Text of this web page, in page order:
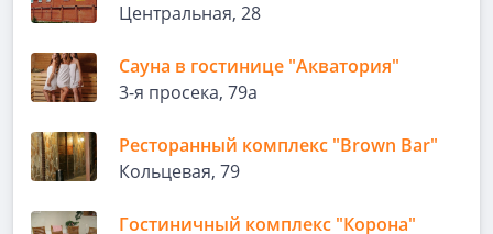
Центральная, 28
Сауна в гостинице "Акватория"
3-я просека, 79а
Ресторанный комплекс "Brown Bar"
Кольцевая, 79
Гостиничный комплекс "Корона"